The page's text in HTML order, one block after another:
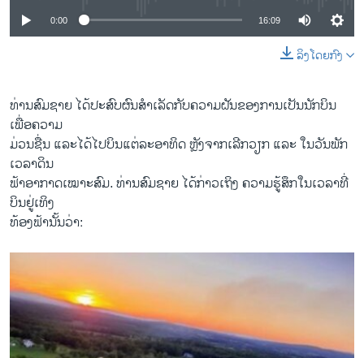
0:00 16:09
ລິງໂດຍກົງ
ທ່ານສົມຊາຍ ໄດ້ປະສົບຜົນສຳເລັດກັບຄວາມຝັນຂອງການເປັນນັກບິນ
ເພື່ອຄວາມ
ມ່ວນຊື່ນ ແລະໄດ້ໄປບິນແຕ່ລະອາທິດ ຫຼັງຈາກເລີກວຽກ ແລະ ໃນວັນພັກ
ເວລາດິນ
ຟ້າອາກາດເໝາະສົມ. ທ່ານສົມຊາຍ ໄດ້ກ່າວເຖິງ ຄວາມຮູ້ສຶກໃນເວລາທີ່
ບິນຢູ່ເທິງ
ທ້ອງຟ້ານັ້ນວ່າ: